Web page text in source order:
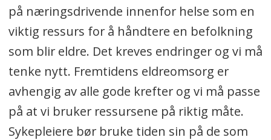
på næringsdrivende innenfor helse som en
viktig ressurs for å håndtere en befolkning
som blir eldre. Det kreves endringer og vi må
tenke nytt. Fremtidens eldreomsorg er
avhengig av alle gode krefter og vi må passe
på at vi bruker ressursene på riktig måte.
Sykepleiere bør bruke tiden sin på de som